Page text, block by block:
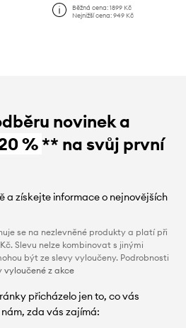
Běžná cena: 1899 Kč
Nejnižší cena: 949 Kč
novinek a
%** na svůj první
a získejte informace o nejnovějších
se na nezlevněné produkty a platí při
Slevu nelze kombinovat s jinými
být ze slevy vyloučeny. Podrobnosti
vyloučené z akce
přicházelo jen to, co vás
zda vás zajímá: